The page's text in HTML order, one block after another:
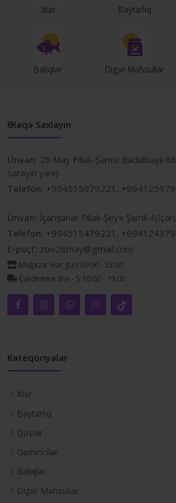
İtlər Baytarlıq
Balıqlar Digər Məhsullar
Əlaqə Saxlayın
Ünvan: 28 May Filialı-Şəmsi Bədəlbəyli
sarayın yanı)
Telefon: +994515979221,
Ünvan: İçərişəhər Filialı-Şeyx Şamil
Telefon: +994515479221,
E-poçt: zoo28may@gmail.com
Mağaza: Hər gün 09:00 - 23:00
Çatdırılma: B.e - Ş 10:00 - 19:00
Kateqoriyalar
İtlər
Baytarlıq
Quşlar
Gəmiricilər
Balıqlar
Digər Məhsullar